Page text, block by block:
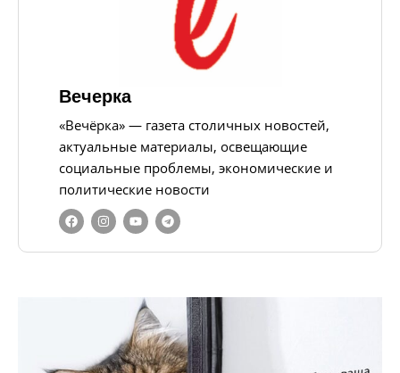
Вечерка
«Вечёрка» — газета столичных новостей,
актуальные материалы, освещающие
социальные проблемы, экономические и
политические новости